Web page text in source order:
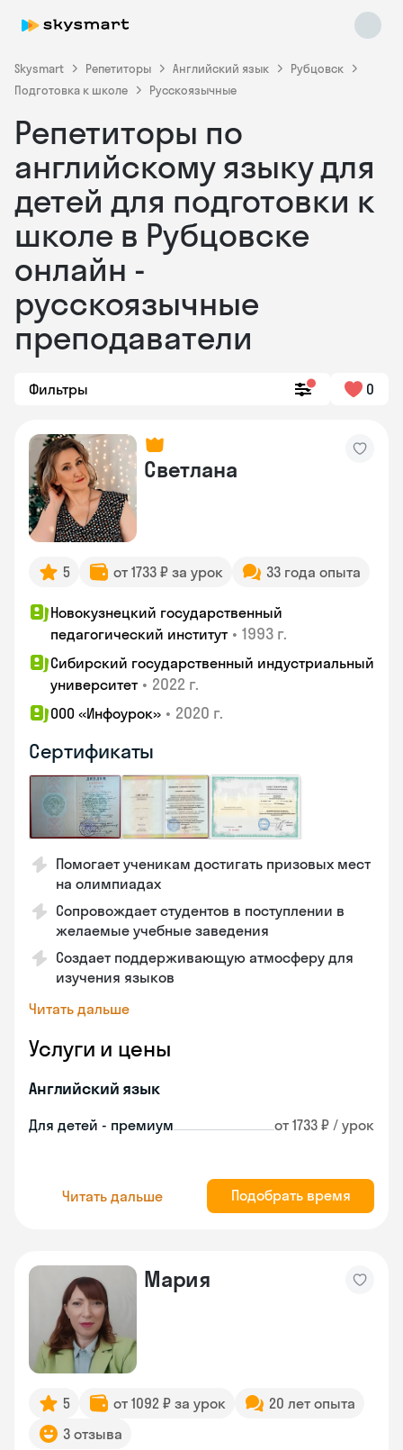
Skysmart Репетиторы Английский язык
Рубцовск
Подготовка к школе
Русскоязычные
Репетиторы по
английскому языку для
детей для подготовки к
школе в Рубцовске
онлайн -
русскоязычные
преподаватели
Фильтры 0
Светлана
5 от 1733 ₽ за урок 33 года опыта
Новокузнецкий государственный
педагогический институт • 1993 г.
Сибирский государственный индустриальный
университет • 2022 г.
ООО «Инфоурок» • 2020 г.
Сертификаты
Помогает ученикам достигать призовых мест
на олимпиадах
Сопровождает студентов в поступлении в
желаемые учебные заведения
Создает поддерживающую атмосферу для
изучения языков
Читать дальше
Услуги и цены
Английский язык
Для детей - премиум от 1733 ₽ / урок
Читать дальше Подобрать время
Мария
5 от 1092 ₽ за урок
20 лет опыта
3 отзыва
Skysmart Chat